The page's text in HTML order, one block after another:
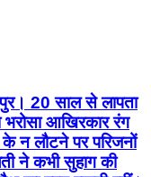
20 साल से लापता
आखिरकार रंग
न लौटने पर परिजनों
ने कभी सुहाग की